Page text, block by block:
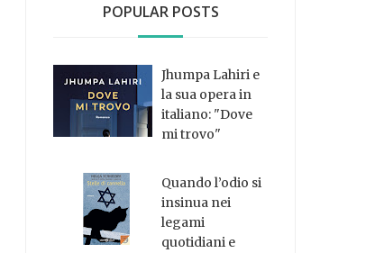
POPULAR POSTS
Jhumpa Lahiri e
la sua opera in
italiano: "Dove
mi trovo"
Quando l’odio si
insinua nei
legami
quotidiani e